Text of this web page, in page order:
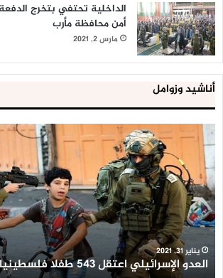
الداخلية تحتفي بتخرج
أمن محافظة مأرب
مارس 2, 2021
أناشيد وزوامل
العدو
الإسرائيلي
اعتقل
543
طفلا
فلسطينيا
خلال
2020
يناير 31, 2021
العدو الإسرائيلي اعتقل 543 طفلا فلسطينيا خلال 2020